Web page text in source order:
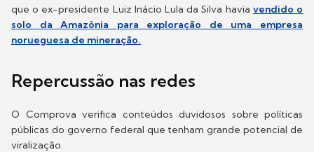
que o ex-presidente Luiz Inácio Lula da Silva havia vendido o
solo da Amazônia para exploração de uma empresa
norueguesa de mineração.
Repercussão nas redes
O Comprova verifica conteúdos duvidosos sobre políticas
públicas do governo federal que tenham grande potencial de
viralização.